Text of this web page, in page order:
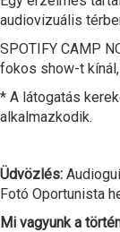
audiovizuális
SPOTIFY CAMP
fokos show-t
* A látogatás
alkalmazkodik.
Üdvözlés:
Fotó Oportunista
Mi vagyunk a